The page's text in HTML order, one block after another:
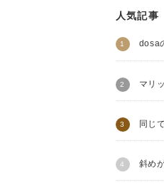
人気記事
dosa
マリ
同じ
斜め